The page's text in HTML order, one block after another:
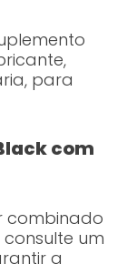
para
com
combinado
um
a